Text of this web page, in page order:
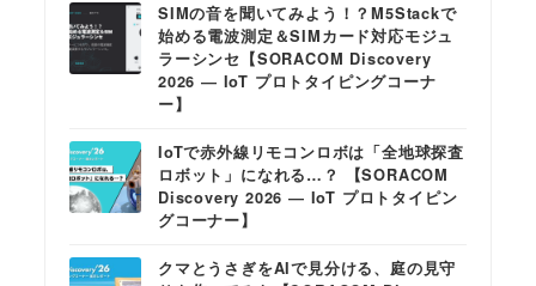
SIMの音を聞いてみよう！？M5Stackで
始める電波測定＆SIMカード対応モジュ
ラーシンセ【SORACOM Discovery
2026 ― IoT プロトタイピングコーナ
ー】
IoTで赤外線リモコンロボは「全地球探査
ロボット」になれる…？ 【SORACOM
Discovery 2026 ― IoT プロトタイピン
グコーナー】
クマとうさぎをAIで見分ける、庭の見守